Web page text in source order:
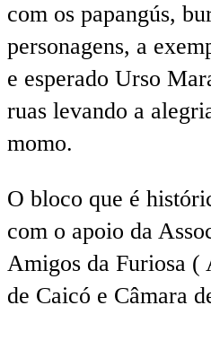
com os papangús,
personagens, a
e esperado Urso
ruas levando a
momo.
O bloco que é
com o apoio da
Amigos da Furiosa
de Caicó e Câmara